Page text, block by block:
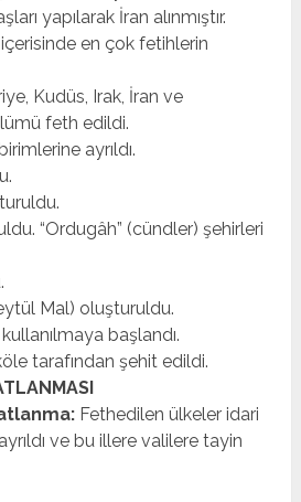
yapılarak İran alınmıştır.
en çok fetihlerin
Kudüs, Irak, İran ve
feth edildi.
ayrıldı.
“Ordugâh” (cündler) şehirleri
Mal) oluşturuldu.
başlandı.
tarafından şehit edildi.
Fethedilen ülkeler idari
ve bu illere valilere tayin